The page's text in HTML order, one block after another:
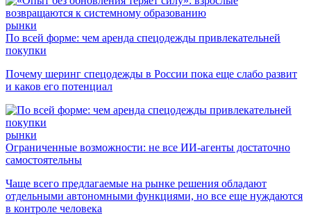
рынки
По всей форме: чем аренда спецодежды привлекательней
покупки
Почему шеринг спецодежды в России пока еще слабо развит
и каков его потенциал
рынки
Ограниченные возможности: не все ИИ-агенты достаточно
самостоятельны
Чаще всего предлагаемые на рынке решения обладают
отдельными автономными функциями, но все еще нуждаются
в контроле человека